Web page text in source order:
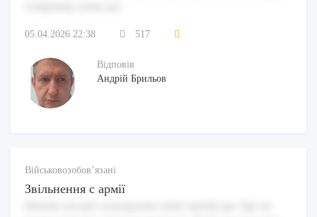
05.04.2026 22:38 517
Відповів
Андрій Брильов
Військовозобов’язані
Звільнення с армії